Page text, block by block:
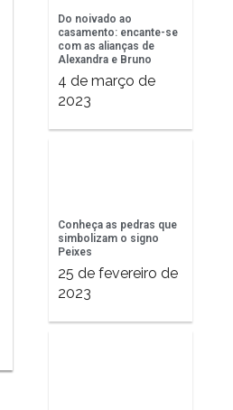
Do noivado ao
casamento: encante-se
com as alianças de
Alexandra e Bruno
4 de março de
2023
Conheça as pedras que
simbolizam o signo
Peixes
25 de fevereiro de
2023